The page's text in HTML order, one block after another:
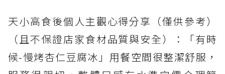
天小高食後個人主觀心得分享（僅供參考）
（且不保證店家食材品質與安全）：「有時
候-慢烤杏仁豆腐冰」用餐空間很整潔舒服，